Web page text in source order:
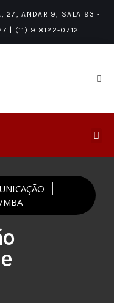
27, ANDAR 9, SALA 93 -
| (11) 9.8122-0712
MBA